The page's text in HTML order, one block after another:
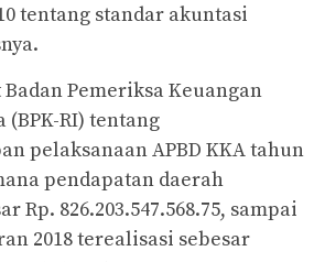
tentang standar akuntasi
Pemeriksa Keuangan
RI) tentang
pelaksanaan APBD KKA tahun
pendapatan daerah
Rp. 826.203.547.568.75, sampai
2018 terealisasi sebesar